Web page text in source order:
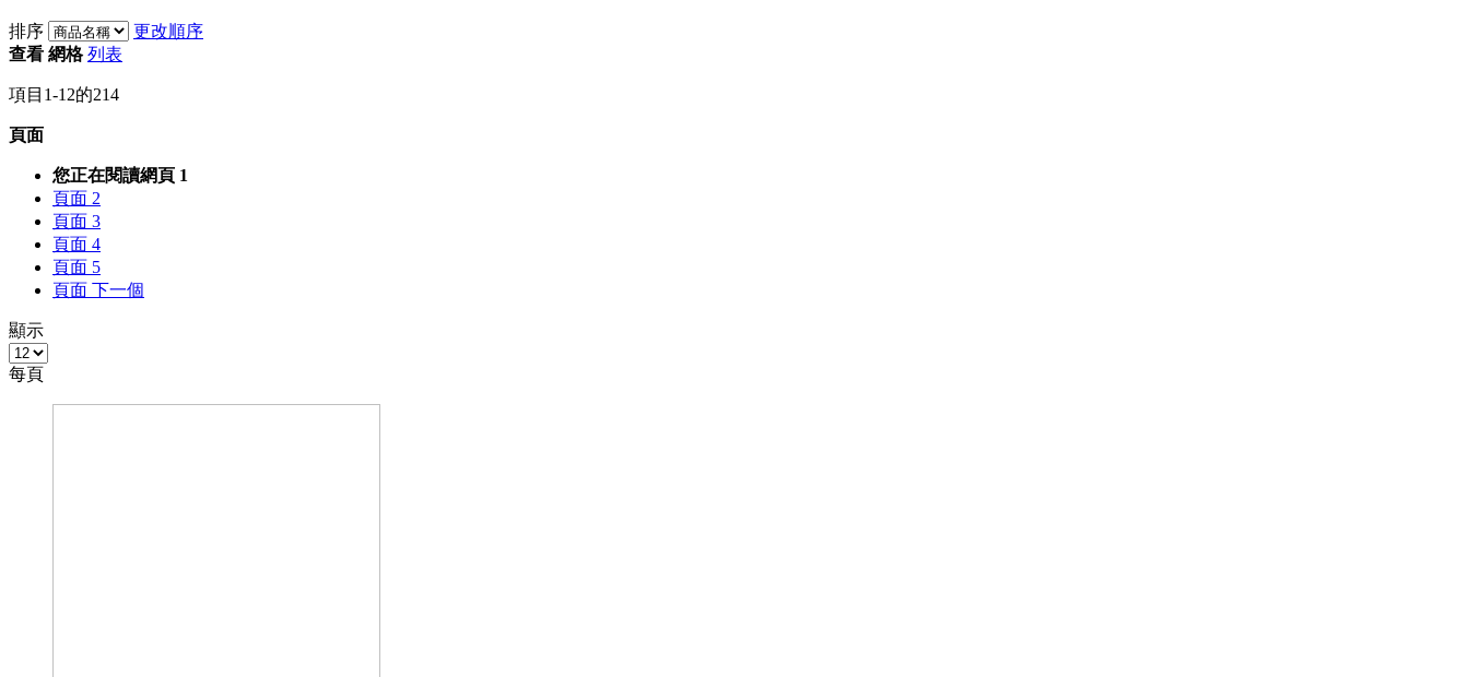
排序
更改順序
查看 網格 列表
項目 1-12的214
頁面
您正在閱讀網頁 1
頁面 2
頁面 3
頁面 4
頁面 5
頁面 下一個
顯示
每頁